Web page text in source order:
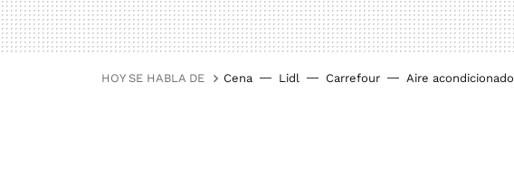
HOY SE HABLA DE Cena Lidl Carrefour Aire acondicionado